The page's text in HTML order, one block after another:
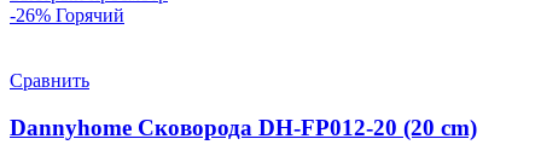
-26% Горячий
Сравнить
Dannyhome Сковорода DH-FP012-20 (20 cm)